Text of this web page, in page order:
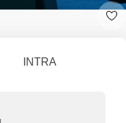
INTRA